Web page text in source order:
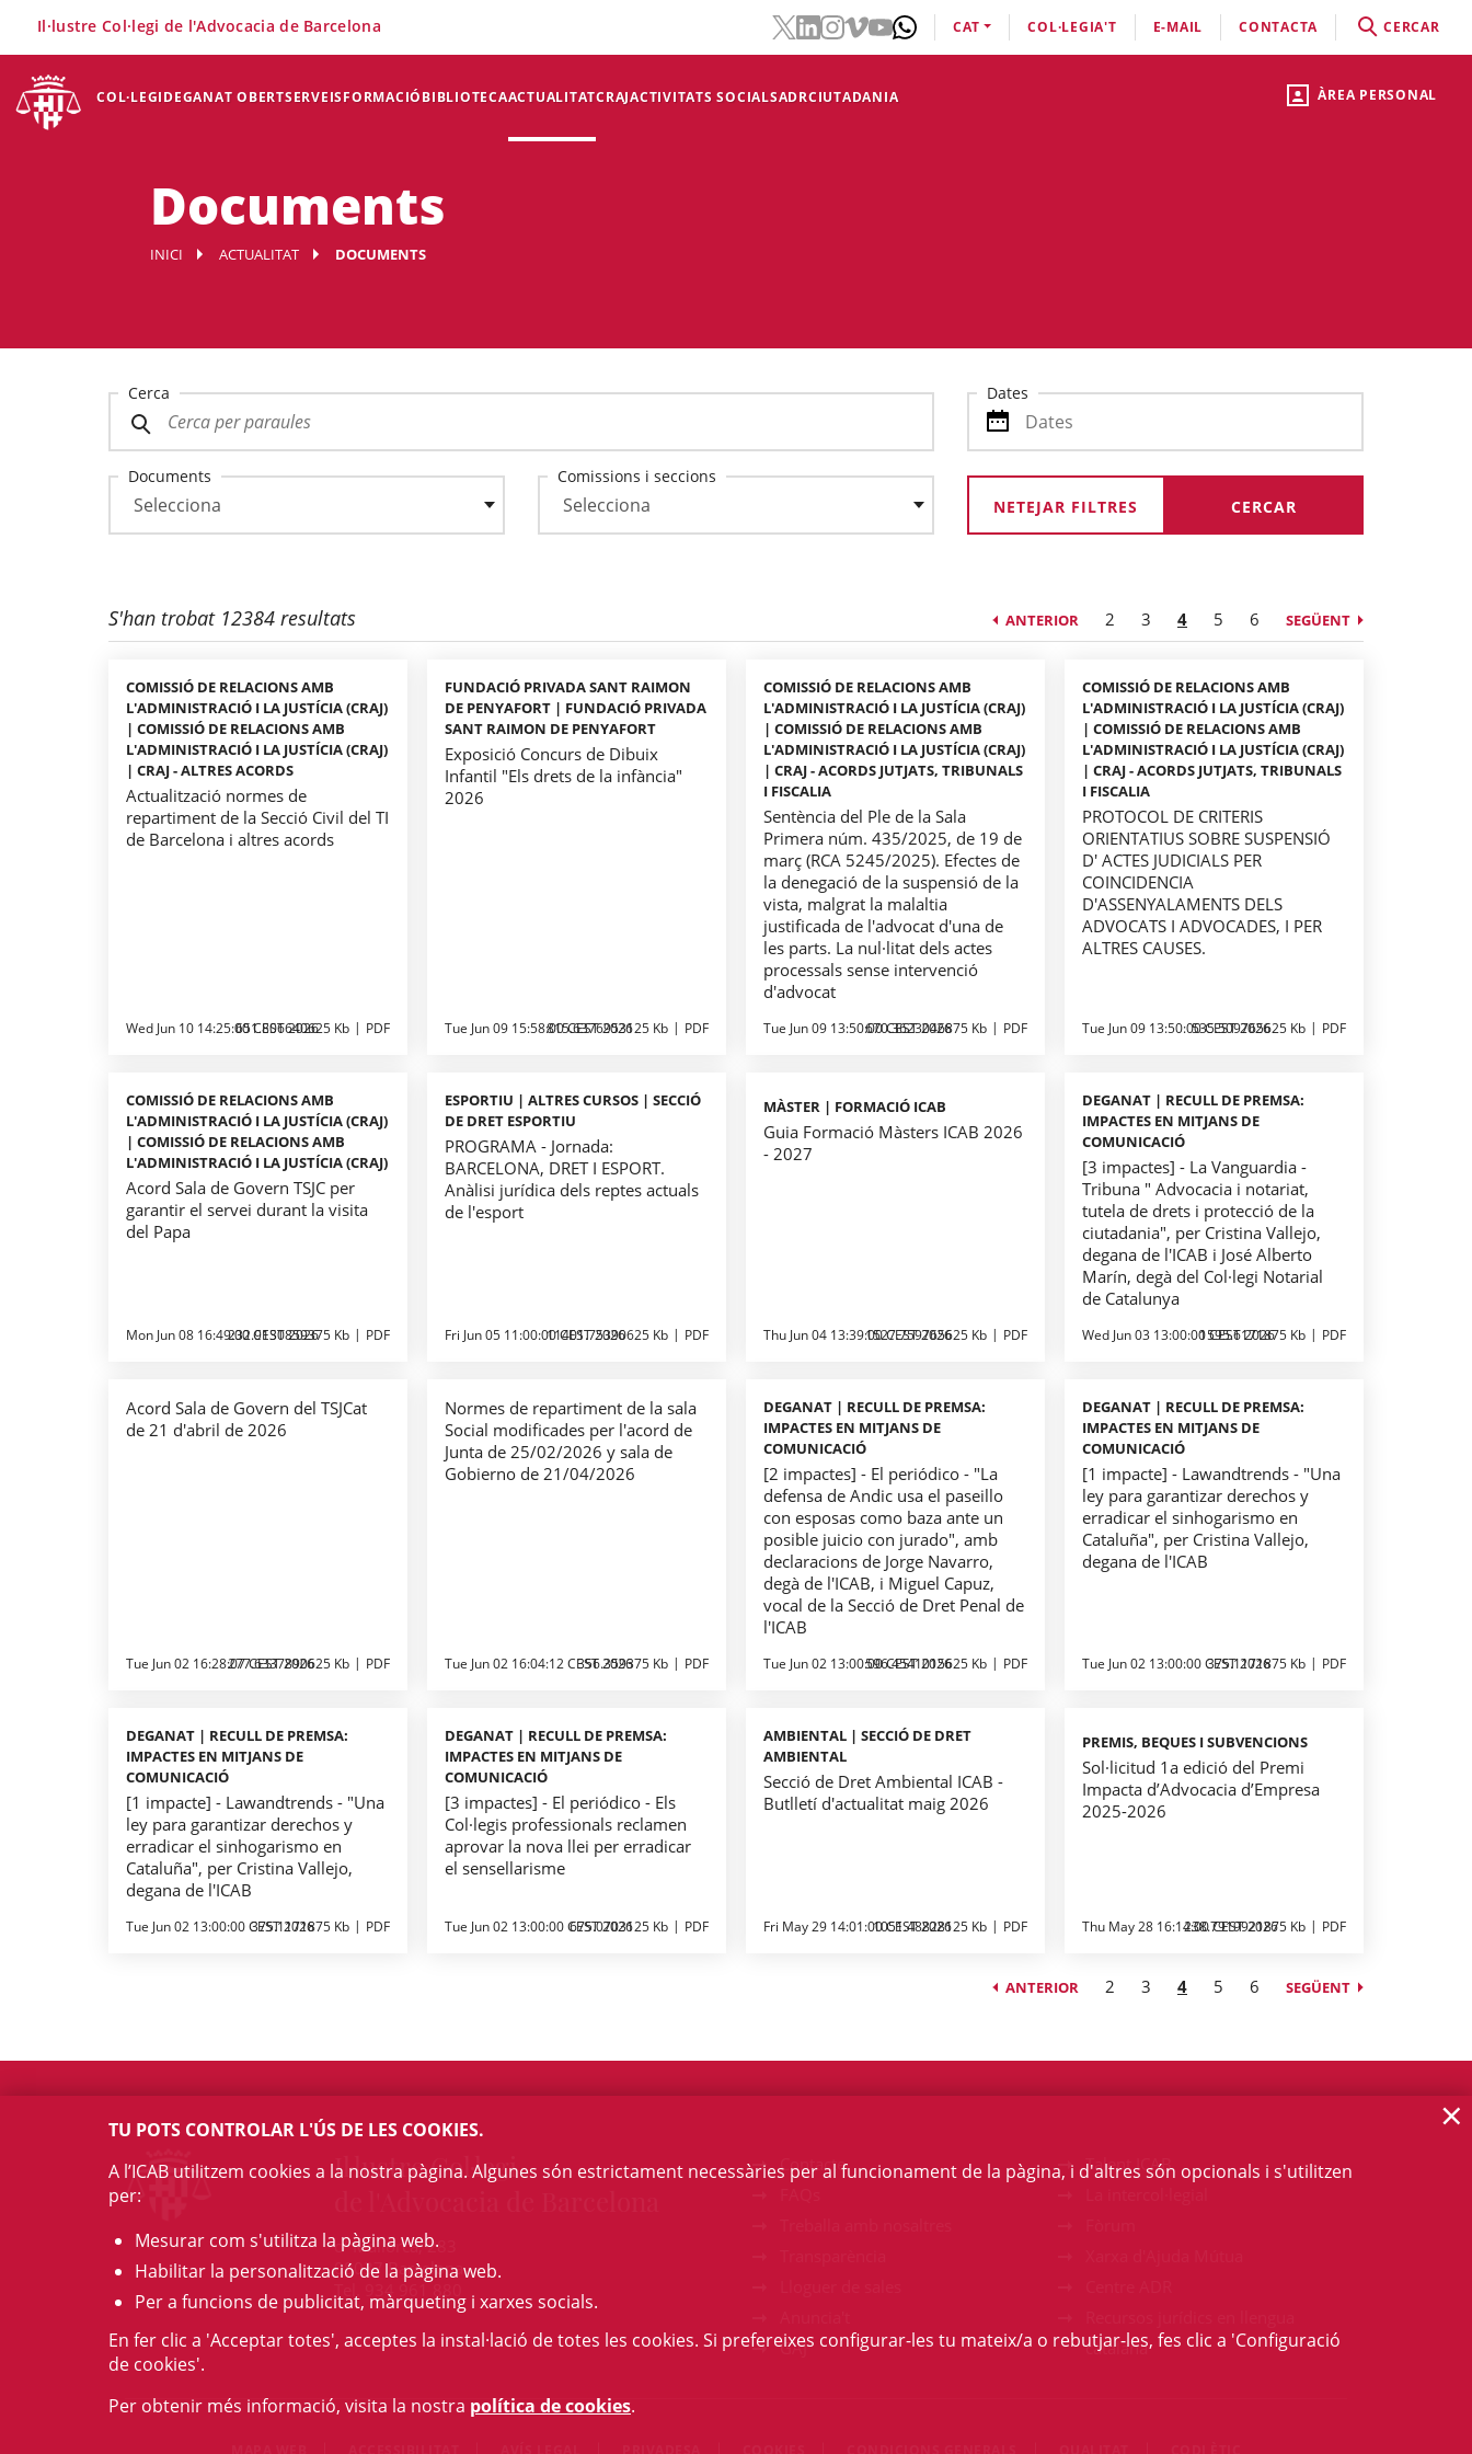
ÀREA PERSONAL
COL·LEGIDEGANAT OBERTSERVEISFORMACIÓBIBLIOTECAACTUALITATCRAJACTIVITATS SOCIALSADRCIUTADANIA
Il·lustre Col·legi de l'Advocacia de Barcelona CAT COL·LEGIA'T E-MAIL CONTACTA CERCAR
Documents
INICI ACTUALITAT DOCUMENTS
Cerca Dates
Documents
Comissions i seccions
NETEJAR FILTRES
S'han trobat 12384 resultats ANTERIOR 2 3 4 5 6 SEGÜENT
COMISSIÓ DE RELACIONS AMB
L'ADMINISTRACIÓ I LA JUSTÍCIA (CRAJ)
| COMISSIÓ DE RELACIONS AMB
L'ADMINISTRACIÓ I LA JUSTÍCIA (CRAJ)
| CRAJ - ALTRES ACORDS
Actualització normes de
repartiment de la Secció Civil del TI
de Barcelona i altres acords
Wed Jun 10 14:25:00 CEST 2026
651.806640625 Kb PDF
FUNDACIÓ PRIVADA SANT RAIMON
DE PENYAFORT | FUNDACIÓ PRIVADA
SANT RAIMON DE PENYAFORT
Exposició Concurs de Dibuix
Infantil "Els drets de la infància"
2026
Tue Jun 09 15:58:00 CEST 2026
815.6376953125 Kb PDF
COMISSIÓ DE RELACIONS AMB
L'ADMINISTRACIÓ I LA JUSTÍCIA (CRAJ)
| COMISSIÓ DE RELACIONS AMB
L'ADMINISTRACIÓ I LA JUSTÍCIA (CRAJ)
| CRAJ - ACORDS JUTJATS, TRIBUNALS
I FISCALIA
Sentència del Ple de la Sala
Primera núm. 435/2025, de 19 de
març (RCA 5245/2025). Efectes de
la denegació de la suspensió de la
vista, malgrat la malaltia
justificada de l'advocat d'una de
les parts. La nul·litat dels actes
processals sense intervenció
d'advocat
Tue Jun 09 13:50:00 CEST 2026
670.3623046875 Kb PDF
COMISSIÓ DE RELACIONS AMB
L'ADMINISTRACIÓ I LA JUSTÍCIA (CRAJ)
| COMISSIÓ DE RELACIONS AMB
L'ADMINISTRACIÓ I LA JUSTÍCIA (CRAJ)
| CRAJ - ACORDS JUTJATS, TRIBUNALS
I FISCALIA
PROTOCOL DE CRITERIS
ORIENTATIUS SOBRE SUSPENSIÓ
D' ACTES JUDICIALS PER
COINCIDENCIA
D'ASSENYALAMENTS DELS
ADVOCATS I ADVOCADES, I PER
ALTRES CAUSES.
Tue Jun 09 13:50:00 CEST 2026
535.509765625 Kb PDF
COMISSIÓ DE RELACIONS AMB
L'ADMINISTRACIÓ I LA JUSTÍCIA (CRAJ)
| COMISSIÓ DE RELACIONS AMB
L'ADMINISTRACIÓ I LA JUSTÍCIA (CRAJ)
Acord Sala de Govern TSJC per
garantir el servei durant la visita
del Papa
Mon Jun 08 16:49:00 CEST 2026
232.9130859375 Kb PDF
ESPORTIU | ALTRES CURSOS | SECCIÓ
DE DRET ESPORTIU
PROGRAMA - Jornada:
BARCELONA, DRET I ESPORT.
Anàlisi jurídica dels reptes actuals
de l'esport
Fri Jun 05 11:00:00 CEST 2026
11401.75390625 Kb PDF
MÀSTER | FORMACIÓ ICAB
Guia Formació Màsters ICAB 2026
- 2027
Thu Jun 04 13:39:00 CEST 2026
1527.759765625 Kb PDF
DEGANAT | RECULL DE PREMSA:
IMPACTES EN MITJANS DE
COMUNICACIÓ
[3 impactes] - La Vanguardia -
Tribuna " Advocacia i notariat,
tutela de drets i protecció de la
ciutadania", per Cristina Vallejo,
degana de l'ICAB i José Alberto
Marín, degà del Col·legi Notarial
de Catalunya
Wed Jun 03 13:00:00 CEST 2026
1595.6171875 Kb PDF
Acord Sala de Govern del TSJCat
de 21 d'abril de 2026
Tue Jun 02 16:28:07 CEST 2026
277.6337890625 Kb PDF
Normes de repartiment de la sala
Social modificades per l'acord de
Junta de 25/02/2026 y sala de
Gobierno de 21/04/2026
Tue Jun 02 16:04:12 CEST 2026
356.359375 Kb PDF
DEGANAT | RECULL DE PREMSA:
IMPACTES EN MITJANS DE
COMUNICACIÓ
[2 impactes] - El periódico - "La
defensa de Andic usa el paseillo
con esposas como baza ante un
posible juicio con jurado", amb
declaracions de Jorge Navarro,
degà de l'ICAB, i Miguel Capuz,
vocal de la Secció de Dret Penal de
l'ICAB
Tue Jun 02 13:00:00 CEST 2026
596.4541015625 Kb PDF
DEGANAT | RECULL DE PREMSA:
IMPACTES EN MITJANS DE
COMUNICACIÓ
[1 impacte] - Lawandtrends - "Una
ley para garantizar derechos y
erradicar el sinhogarismo en
Cataluña", per Cristina Vallejo,
degana de l'ICAB
Tue Jun 02 13:00:00 CEST 2026
375.1171875 Kb PDF
DEGANAT | RECULL DE PREMSA:
IMPACTES EN MITJANS DE
COMUNICACIÓ
[1 impacte] - Lawandtrends - "Una
ley para garantizar derechos y
erradicar el sinhogarismo en
Cataluña", per Cristina Vallejo,
degana de l'ICAB
Tue Jun 02 13:00:00 CEST 2026
375.1171875 Kb PDF
DEGANAT | RECULL DE PREMSA:
IMPACTES EN MITJANS DE
COMUNICACIÓ
[3 impactes] - El periódico - Els
Col·legis professionals reclamen
aprovar la nova llei per erradicar
el sensellarisme
Tue Jun 02 13:00:00 CEST 2026
675.0703125 Kb PDF
AMBIENTAL | SECCIÓ DE DRET
AMBIENTAL
Secció de Dret Ambiental ICAB -
Butlletí d'actualitat maig 2026
Fri May 29 14:01:00 CEST 2026
1051.48828125 Kb PDF
PREMIS, BEQUES I SUBVENCIONS
Sol·licitud 1a edició del Premi
Impacta d’Advocacia d’Empresa
2025-2026
Thu May 28 16:14:00 CEST 2026
238.7919921875 Kb PDF
ANTERIOR 2 3 4 5 6 SEGÜENT
Il·lustre Col·legi
c/ Mallorca, 283
08037 Barcelona
Tel. 934 961 880
Contacte
GAJ
Talent ICAB
catalana
TU POTS CONTROLAR L'ÚS DE LES COOKIES.
A l’ICAB utilitzem cookies a la nostra pàgina. Algunes són estrictament necessàries per al funcionament de la pàgina, i d'altres són opcionals i s'utilitzen
per:
Mesurar com s'utilitza la pàgina web.
Habilitar la personalització de la pàgina web.
Per a funcions de publicitat, màrqueting i xarxes socials.
En fer clic a 'Acceptar totes', acceptes la instal·lació de totes les cookies. Si prefereixes configurar-les tu mateix/a o rebutjar-les, fes clic a 'Configuració
de cookies'.
Per obtenir més informació, visita la nostra política de cookies.
×